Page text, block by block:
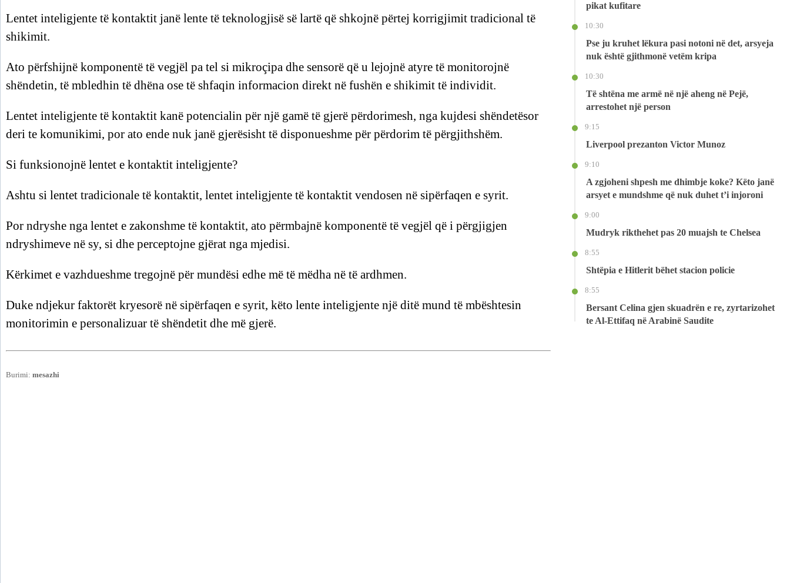
Lentet inteligjente të kontaktit janë lente të teknologjisë së lartë që shkojnë përtej korrigjimit tradicional të
shikimit.
Ato përfshijnë komponentë të vegjël pa tel si mikroçipa dhe sensorë që u lejojnë atyre të monitorojnë
shëndetin, të mbledhin të dhëna ose të shfaqin informacion direkt në fushën e shikimit të individit.
Lentet inteligjente të kontaktit kanë potencialin për një gamë të gjerë përdorimesh, nga kujdesi shëndetësor
deri te komunikimi, por ato ende nuk janë gjerësisht të disponueshme për përdorim të përgjithshëm.
Si funksionojnë lentet e kontaktit inteligjente?
Ashtu si lentet tradicionale të kontaktit, lentet inteligjente të kontaktit vendosen në sipërfaqen e syrit.
Por ndryshe nga lentet e zakonshme të kontaktit, ato përmbajnë komponentë të vegjël që i përgjigjen
ndryshimeve në sy, si dhe perceptojne gjërat nga mjedisi.
Kërkimet e vazhdueshme tregojnë për mundësi edhe më të mëdha në të ardhmen.
Duke ndjekur faktorët kryesorë në sipërfaqen e syrit, këto lente inteligjente një ditë mund të mbështesin
monitorimin e personalizuar të shëndetit dhe më gjerë.
Burimi: mesazhi
pikat kufitare
10:30
Pse ju kruhet lëkura pasi notoni në det, arsyeja
nuk është gjithmonë vetëm kripa
10:30
Të shtëna me armë në një aheng në Pejë,
arrestohet një person
9:15
Liverpool prezanton Victor Munoz
9:10
A zgjoheni shpesh me dhimbje koke? Këto janë
arsyet e mundshme që nuk duhet t’i injoroni
9:00
Mudryk rikthehet pas 20 muajsh te Chelsea
8:55
Shtëpia e Hitlerit bëhet stacion policie
8:55
Bersant Celina gjen skuadrën e re, zyrtarizohet
te Al-Ettifaq në Arabinë Saudite